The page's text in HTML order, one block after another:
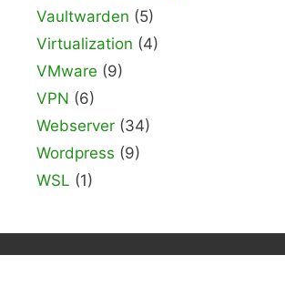
Vaultwarden (5)
Virtualization (4)
VMware (9)
VPN (6)
Webserver (34)
Wordpress (9)
WSL (1)